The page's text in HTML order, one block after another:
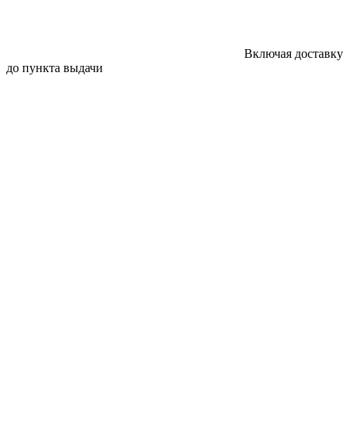
Включая доставку
до пункта выдачи